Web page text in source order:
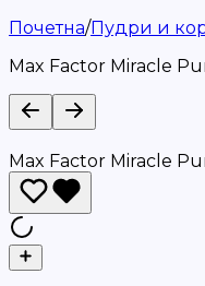
Почетна/Пудри и
Max Factor Miracle
Max Factor Miracle